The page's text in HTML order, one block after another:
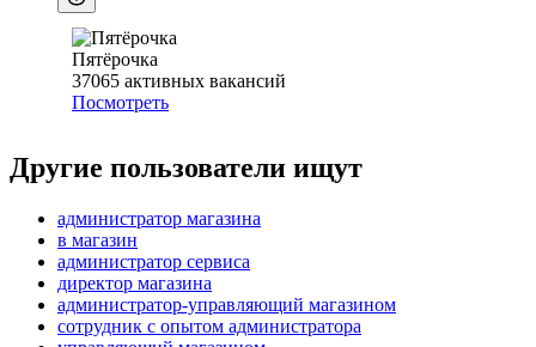
Пятёрочка
37065 активных вакансий
Посмотреть
Другие пользователи ищут
администратор магазина
в магазин
администратор сервиса
директор магазина
администратор-управляющий магазином
сотрудник с опытом администратора